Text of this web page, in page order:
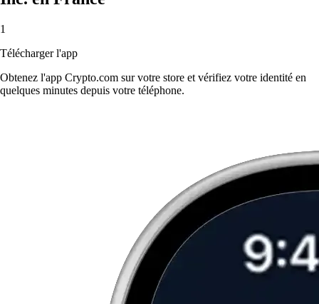
1
Télécharger l'app
Obtenez l'app Crypto.com sur votre store et vérifiez votre identité en
quelques minutes depuis votre téléphone.